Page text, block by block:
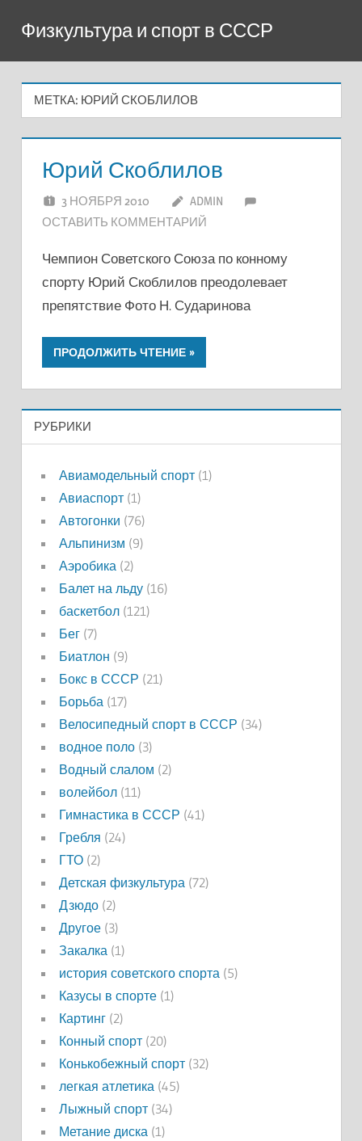
содержимому
Физкультура и спорт в СССР
МЕТКА: ЮРИЙ СКОБЛИЛОВ
Юрий Скоблилов
3 НОЯБРЯ 2010
ADMIN
ОСТАВИТЬ КОММЕНТАРИЙ
Чемпион Советского Союза по конному
спорту Юрий Скоблилов преодолевает
препятствие Фото Н. Сударинова
ПРОДОЛЖИТЬ ЧТЕНИЕ
РУБРИКИ
Авиамодельный спорт(1)
Авиаспорт(1)
Автогонки (76)
Альпинизм (9)
Аэробика(2)
Балет на льду(16)
баскетбол(121)
Бег(7)
Биатлон (9)
Бокс в СССР (21)
Борьба(17)
Велосипедный спорт в СССР (34)
водное поло(3)
Водный слалом (2)
волейбол(11)
Гимнастика в СССР (41)
Гребля (24)
ГТО(2)
Детская физкультура(72)
Дзюдо(2)
Другое(3)
Закалка(1)
история советского спорта(5)
Казусы в спорте(1)
Картинг(2)
Конный спорт(20)
Конькобежный спорт(32)
легкая атлетика(45)
Лыжный спорт(34)
Метание диска(1)